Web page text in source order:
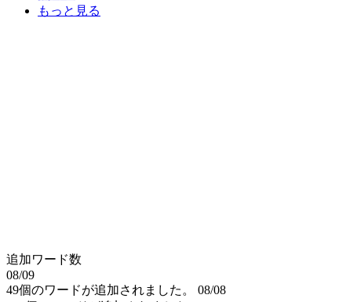
もっと見る
追加ワード数
08/09
49個のワードが追加されました。
08/08